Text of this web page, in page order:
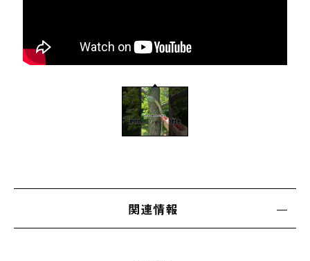
関連情報